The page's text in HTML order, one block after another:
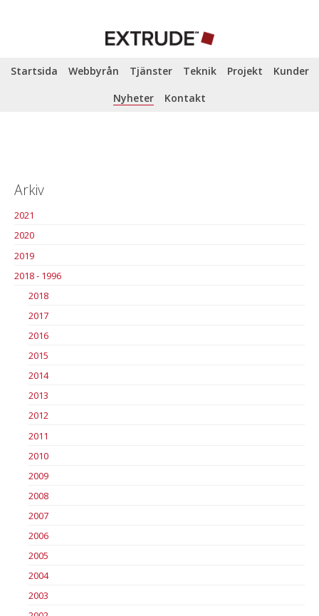
Startsida Webbyrån Tjänster Teknik Projekt
Kunder
Nyheter
Kontakt
Arkiv
2021
2020
2019
2018 - 1996
2018
2017
2016
2015
2014
2013
2012
2011
2010
2009
2008
2007
2006
2005
2004
2003